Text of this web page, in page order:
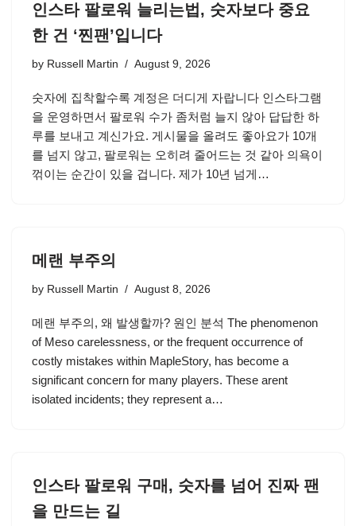
인스타 팔로워 늘리는법, 숫자보다 중요
한 건 ‘찐팬’입니다
by Russell Martin August 9, 2026
숫자에 집착할수록 계정은 더디게 자랍니다 인스타그램
을 운영하면서 팔로워 수가 좀처럼 늘지 않아 답답한 하
루를 보내고 계신가요. 게시물을 올려도 좋아요가 10개
를 넘지 않고, 팔로워는 오히려 줄어드는 것 같아 의욕이
꺾이는 순간이 있을 겁니다. 제가 10년 넘게…
메랜 부주의
by Russell Martin August 8, 2026
메랜 부주의, 왜 발생할까? 원인 분석 The phenomenon
of Meso carelessness, or the frequent occurrence of
costly mistakes within MapleStory, has become a
significant concern for many players. These arent
isolated incidents; they represent a…
인스타 팔로워 구매, 숫자를 넘어 진짜 팬
을 만드는 길